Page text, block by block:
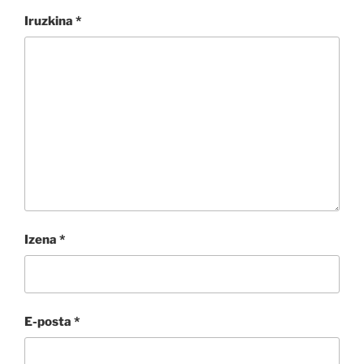
Iruzkina *
Izena *
E-posta *